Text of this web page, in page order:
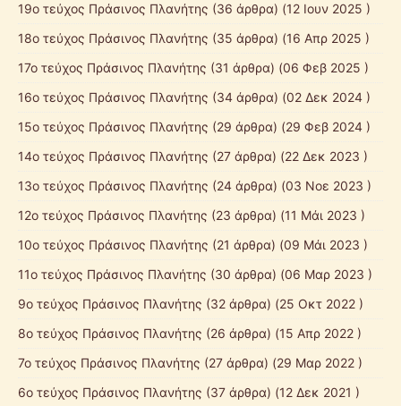
19ο τεύχος Πράσινος Πλανήτης (36 άρθρα) (12 Ιουν 2025 )
18ο τεύχος Πράσινος Πλανήτης (35 άρθρα) (16 Απρ 2025 )
17ο τεύχος Πράσινος Πλανήτης (31 άρθρα) (06 Φεβ 2025 )
16ο τεύχος Πράσινος Πλανήτης (34 άρθρα) (02 Δεκ 2024 )
15ο τεύχος Πράσινος Πλανήτης (29 άρθρα) (29 Φεβ 2024 )
14ο τεύχος Πράσινος Πλανήτης (27 άρθρα) (22 Δεκ 2023 )
13ο τεύχος Πράσινος Πλανήτης (24 άρθρα) (03 Νοε 2023 )
12ο τεύχος Πράσινος Πλανήτης (23 άρθρα) (11 Μάι 2023 )
10ο τεύχος Πράσινος Πλανήτης (21 άρθρα) (09 Μάι 2023 )
11ο τεύχος Πράσινος Πλανήτης (30 άρθρα) (06 Μαρ 2023 )
9ο τεύχος Πράσινος Πλανήτης (32 άρθρα) (25 Οκτ 2022 )
8ο τεύχος Πράσινος Πλανήτης (26 άρθρα) (15 Απρ 2022 )
7ο τεύχος Πράσινος Πλανήτης (27 άρθρα) (29 Μαρ 2022 )
6ο τεύχος Πράσινος Πλανήτης (37 άρθρα) (12 Δεκ 2021 )